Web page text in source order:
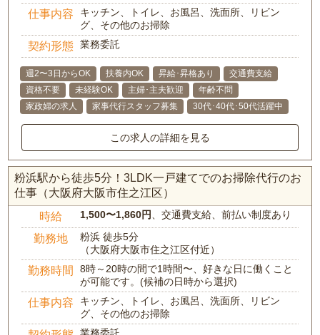
仕事内容
キッチン、トイレ、お風呂、洗面所、リビン
グ、その他のお掃除
契約形態 業務委託
週2〜3日からOK 扶養内OK 昇給･昇格あり
交通費支給
資格不要
未経験OK 主婦･主夫歓迎
年齢不問
家政婦の求人
家事代行スタッフ募集 30代･40代･50代活躍中
この求人の詳細を見る
粉浜駅から徒歩5分！3LDK一戸建てでのお掃除代行のお
仕事（大阪府大阪市住之江区）
時給 1,500〜1,860円、交通費支給、前払い制度あり
勤務地
粉浜 徒歩5分
（大阪府大阪市住之江区付近）
勤務時間
8時～20時の間で1時間〜、好きな日に働くこと
が可能です。(候補の日時から選択)
仕事内容
キッチン、トイレ、お風呂、洗面所、リビン
グ、その他のお掃除